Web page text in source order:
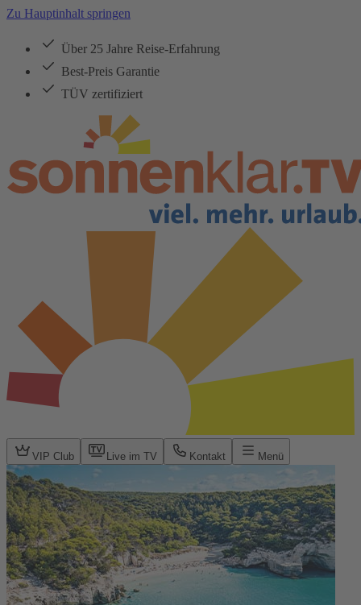
Zu Hauptinhalt springen
Über 25 Jahre Reise-Erfahrung
Best-Preis Garantie
TÜV zertifiziert
VIP Club Live im TV Kontakt Menü